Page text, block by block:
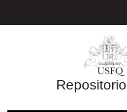
Repositorio